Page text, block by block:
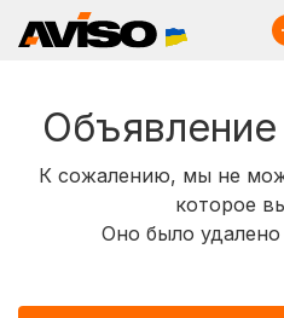
К сожалению, мы не
которое
Оно было удалено